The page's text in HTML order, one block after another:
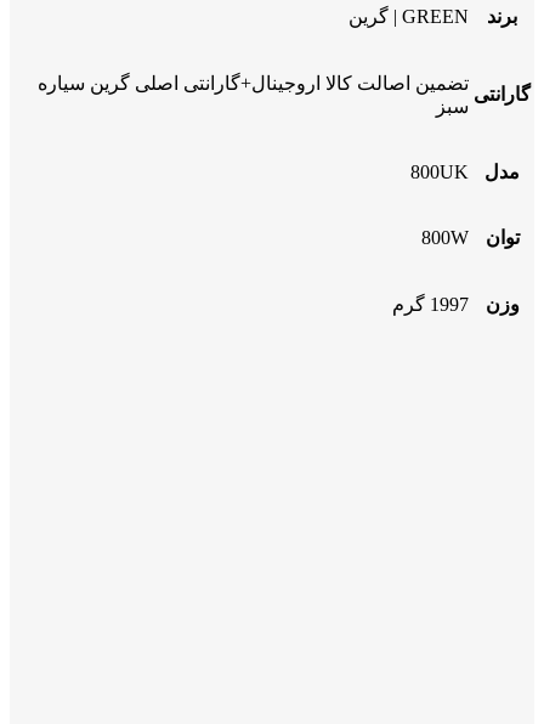
برند GREEN | گرین
گارانتی
تضمین اصالت کالا اروجینال+گارانتی اصلی گرین سیاره
سبز
مدل 800UK
توان 800W
وزن 1997 گرم